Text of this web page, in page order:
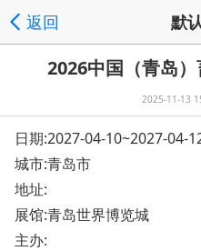
返回 默
2026中国（青岛
2025-11-13
日期:2027-04-10~2027-04-
城市:青岛市
地址:
展馆:青岛世界博览城
主办: